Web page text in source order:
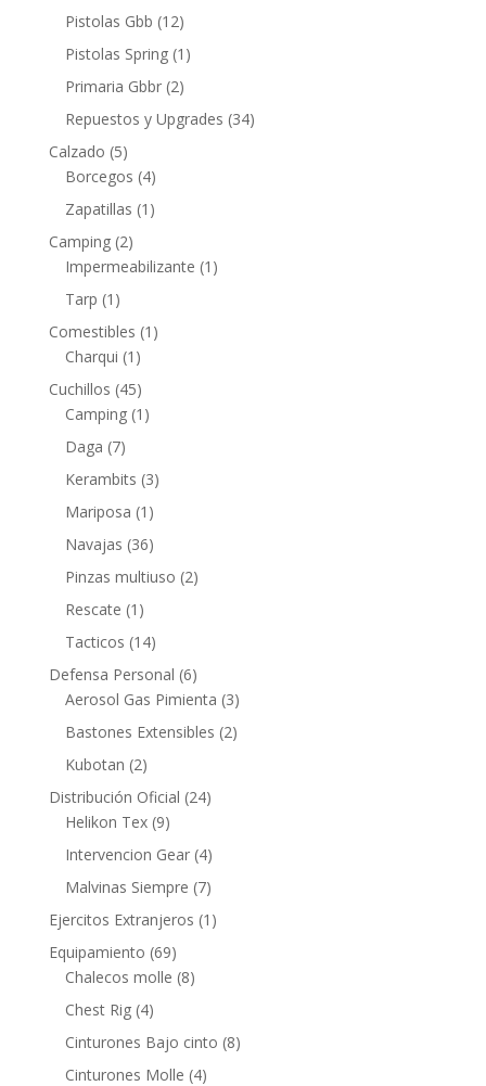
Pistolas Gbb (12)
Pistolas Spring (1)
Primaria Gbbr (2)
Repuestos y Upgrades (34)
Calzado (5)
Borcegos (4)
Zapatillas (1)
Camping (2)
Impermeabilizante (1)
Tarp (1)
Comestibles (1)
Charqui (1)
Cuchillos (45)
Camping (1)
Daga (7)
Kerambits (3)
Mariposa (1)
Navajas (36)
Pinzas multiuso (2)
Rescate (1)
Tacticos (14)
Defensa Personal (6)
Aerosol Gas Pimienta (3)
Bastones Extensibles (2)
Kubotan (2)
Distribución Oficial (24)
Helikon Tex (9)
Intervencion Gear (4)
Malvinas Siempre (7)
Ejercitos Extranjeros (1)
Equipamiento (69)
Chalecos molle (8)
Chest Rig (4)
Cinturones Bajo cinto (8)
Cinturones Molle (4)